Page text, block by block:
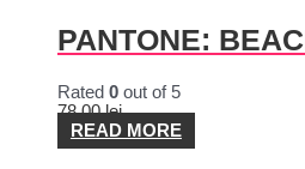
PANTONE:
Rated 0 out of 5
78,00lei
READ MORE